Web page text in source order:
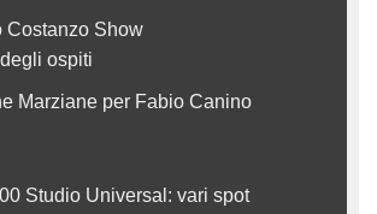
Costanzo Show
ospiti
Marziane per Fabio Canino
Studio Universal: vari spot